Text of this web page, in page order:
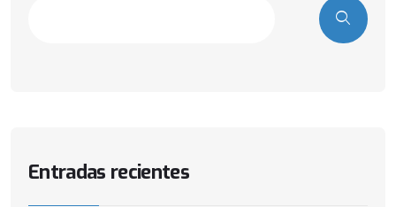
Entradas recientes